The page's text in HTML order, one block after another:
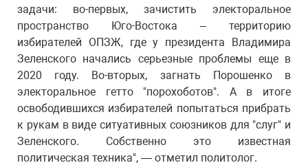
задачи: во-первых, зачистить электоральное
пространство Юго-Востока – территорию
избирателей ОПЗЖ, где у президента Владимира
Зеленского начались серьезные проблемы еще в
2020 году. Во-вторых, загнать Порошенко в
электоральное гетто "порохоботов". А в итоге
освободившихся избирателей попытаться прибрать
к рукам в виде ситуативных союзников для "слуг" и
Зеленского. Собственно это известная
политическая техника", — отметил политолог.